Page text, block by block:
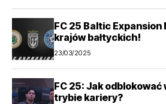
FC 25 Baltic Expansion
krajów bałtyckich!
23/03/2025
FC 25: Jak
trybie kariery?